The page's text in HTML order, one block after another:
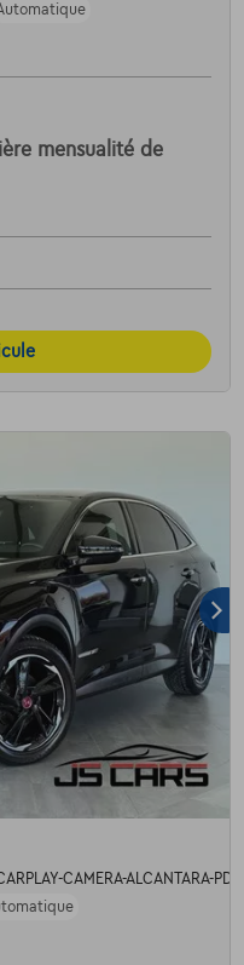
mensualité de
CAMERA-ALCANTARA-PDC